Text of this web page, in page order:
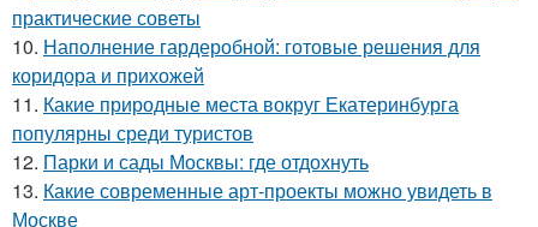
практические советы
10. Наполнение гардеробной: готовые решения для
коридора и прихожей
11. Какие природные места вокруг Екатеринбурга
популярны среди туристов
12. Парки и сады Москвы: где отдохнуть
13. Какие современные арт-проекты можно увидеть в
Москве